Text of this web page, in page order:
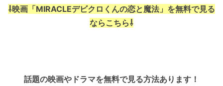
⇩映画「MIRACLEデビクロくんの恋と魔法」を無料で見る
ならこちら⇩
話題の映画やドラマを無料で見る方法あります！